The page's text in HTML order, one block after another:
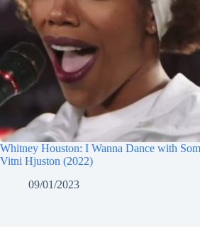
Whitney Houston: I Wanna Dance with
Vitni Hjuston (2022)
09/01/2023